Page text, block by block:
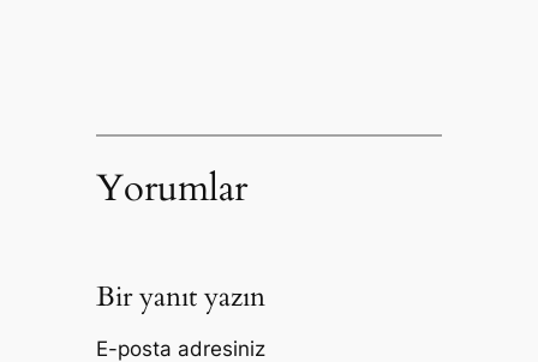
Yorumlar
Bir yanıt yazın
E-posta adresiniz